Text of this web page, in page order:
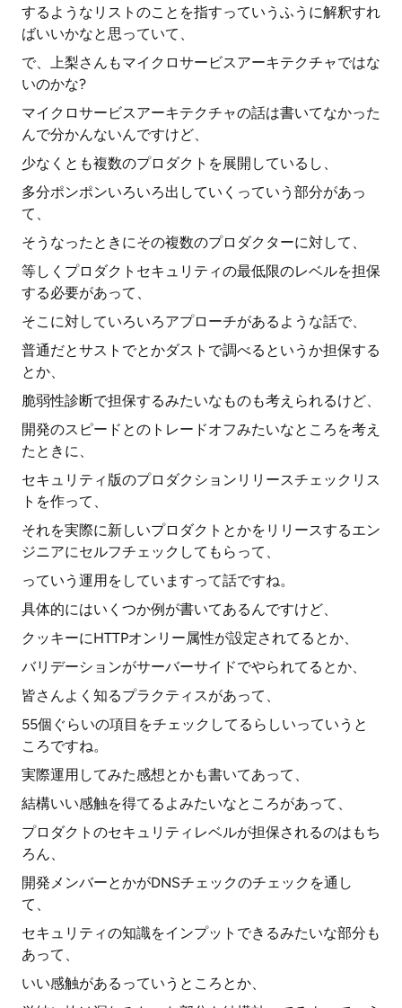
するようなリストのことを指すっていうふうに解釈すれ
ばいいかなと思っていて、
で、上梨さんもマイクロサービスアーキテクチャではな
いのかな?
マイクロサービスアーキテクチャの話は書いてなかった
んで分かんないんですけど、
少なくとも複数のプロダクトを展開しているし、
多分ポンポンいろいろ出していくっていう部分があっ
て、
そうなったときにその複数のプロダクターに対して、
等しくプロダクトセキュリティの最低限のレベルを担保
する必要があって、
そこに対していろいろアプローチがあるような話で、
普通だとサストでとかダストで調べるというか担保する
とか、
脆弱性診断で担保するみたいなものも考えられるけど、
開発のスピードとのトレードオフみたいなところを考え
たときに、
セキュリティ版のプロダクションリリースチェックリス
トを作って、
それを実際に新しいプロダクトとかをリリースするエン
ジニアにセルフチェックしてもらって、
っていう運用をしていますって話ですね。
具体的にはいくつか例が書いてあるんですけど、
クッキーにHTTPオンリー属性が設定されてるとか、
バリデーションがサーバーサイドでやられてるとか、
皆さんよく知るプラクティスがあって、
55個ぐらいの項目をチェックしてるらしいっていうと
ころですね。
実際運用してみた感想とかも書いてあって、
結構いい感触を得てるよみたいなところがあって、
プロダクトのセキュリティレベルが担保されるのはもち
ろん、
開発メンバーとかがDNSチェックのチェックを通し
て、
セキュリティの知識をインプットできるみたいな部分も
あって、
いい感触があるっていうところとか、